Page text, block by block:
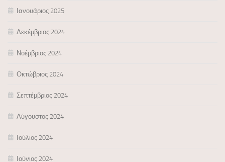
Ιανουάριος 2025
Δεκέμβριος 2024
Νοέμβριος 2024
Οκτώβριος 2024
Σεπτέμβριος 2024
Αύγουστος 2024
Ιούλιος 2024
Ιούνιος 2024